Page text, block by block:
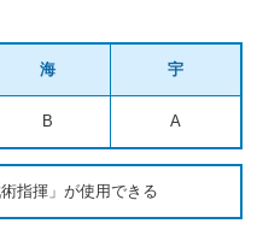
海 宇
B A
指揮」が使用できる